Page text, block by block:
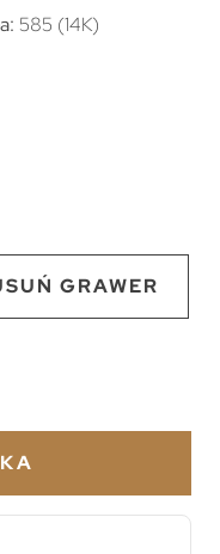
585 (14K)
GRAWER